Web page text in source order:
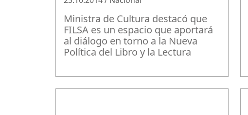
Ministra de Cultura destacó que
FILSA es un espacio que aportará
al diálogo en torno a la Nueva
Política del Libro y la Lectura